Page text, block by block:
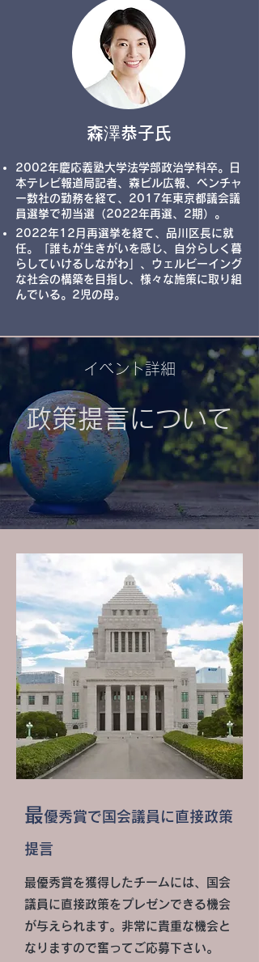
​森澤恭子氏
2002年慶応義塾大学法学部政治学科卒。日
本テレビ報道局記者、森ビル広報、ベンチャ
ー数社の勤務を経て、2017年東京都議会議
員選挙で初当選（2022年再選、2期）。
2022年12月再選挙を経て、品川区長に就
任。「誰もが生きがいを感じ、自分らしく暮
らしていけるしながわ」、ウェルビーイング
な社会の構築を目指し、様々な施策に取り組
んでいる。2児の母。
​イベント詳細
​政策提言について
最優秀賞で国会議員に直接政策
提言
最優秀賞を獲得したチームには、国会
議員に直接政策をプレゼンできる機会
が与えられます。非常に貴重な機会と
なりますので奮ってご応募下さい。